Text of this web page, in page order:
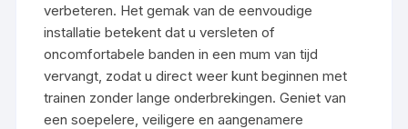
verbeteren. Het gemak van de eenvoudige
installatie betekent dat u versleten of
oncomfortabele banden in een mum van tijd
vervangt, zodat u direct weer kunt beginnen met
trainen zonder lange onderbrekingen. Geniet van
een soepelere, veiligere en aangenamere